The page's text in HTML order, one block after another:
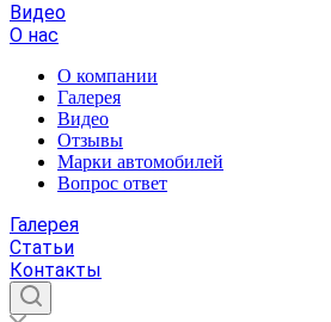
Видео
О нас
О компании
Галерея
Видео
Отзывы
Марки автомобилей
Вопрос ответ
Галерея
Статьи
Контакты